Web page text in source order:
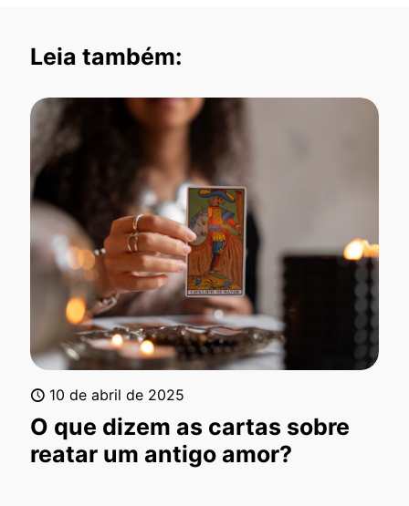
Leia também:
10 de abril de 2025
O que dizem as cartas sobre
reatar um antigo amor?